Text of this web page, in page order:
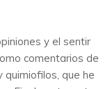
y el sentir
comentarios de
que he